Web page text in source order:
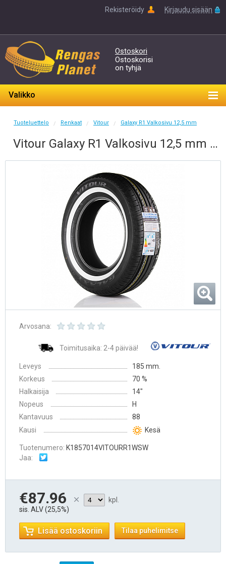
Rekisteröidy Kirjaudu sisään
Ostoskori
Ostoskorisi
on tyhjä
Valikko
Tuoteluettelo / Renkaat / Vitour / Galaxy R1 Valkosivu 12,5 mm
Vitour Galaxy R1 Valkosivu 12,5 mm 185/70-14 H 88
Arvosana:
Toimitusaika: 2-4 päivää!
Leveys
185 mm.
Korkeus
70 %
Halkaisija
14″
Nopeus
H
Kantavuus
88
Kausi
Kesä
Tuotenumero: K1857014VITOURR1WSW
Jaa:
€87.96
sis. ALV (25,5%)
kpl.
Lisää ostoskoriin Tilaa puhelimitse